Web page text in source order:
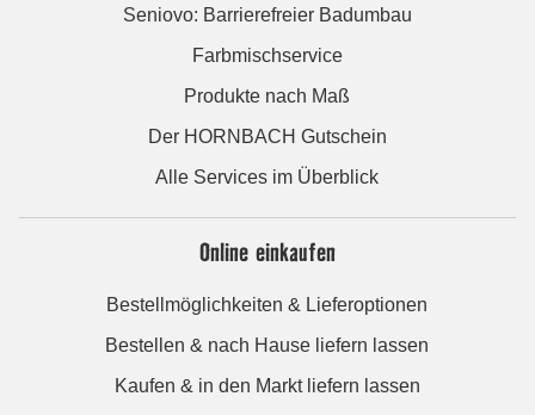
Seniovo: Barrierefreier Badumbau
Farbmischservice
Produkte nach Maß
Der HORNBACH Gutschein
Alle Services im Überblick
Online einkaufen
Bestellmöglichkeiten & Lieferoptionen
Bestellen & nach Hause liefern lassen
Kaufen & in den Markt liefern lassen